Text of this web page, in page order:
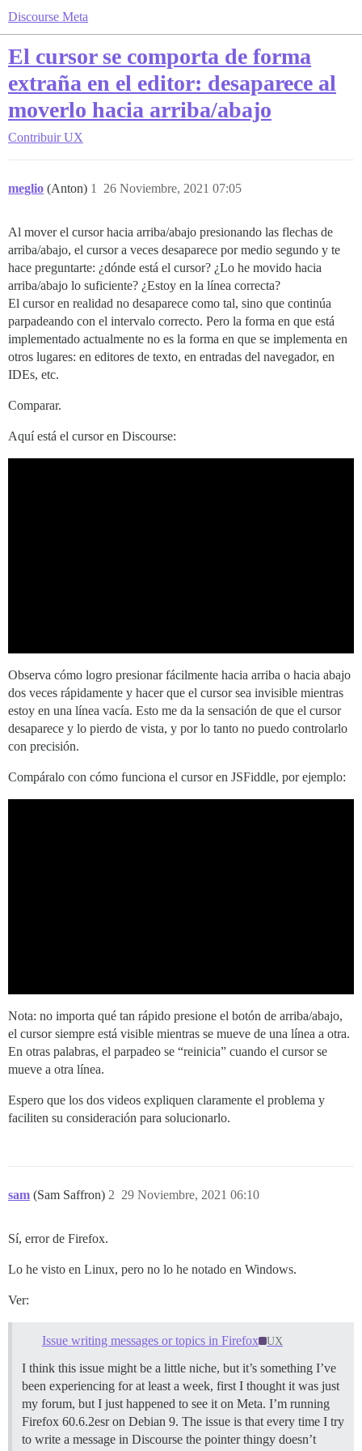
Discourse Meta
El cursor se comporta de forma
extraña en el editor: desaparece al
moverlo hacia arriba/abajo
Contribuir UX
meglio (Anton) 26 Noviembre, 2021 07:05
1
Al mover el cursor hacia arriba/abajo presionando las flechas de
arriba/abajo, el cursor a veces desaparece por medio segundo y te
hace preguntarte: ¿dónde está el cursor? ¿Lo he movido hacia
arriba/abajo lo suficiente? ¿Estoy en la línea correcta?
El cursor en realidad no desaparece como tal, sino que continúa
parpadeando con el intervalo correcto. Pero la forma en que está
implementado actualmente no es la forma en que se implementa en
otros lugares: en editores de texto, en entradas del navegador, en
IDEs, etc.
Comparar.
Aquí está el cursor en Discourse:
Observa cómo logro presionar fácilmente hacia arriba o hacia abajo
dos veces rápidamente y hacer que el cursor sea invisible mientras
estoy en una línea vacía. Esto me da la sensación de que el cursor
desaparece y lo pierdo de vista, y por lo tanto no puedo controlarlo
con precisión.
Compáralo con cómo funciona el cursor en JSFiddle, por ejemplo:
Nota: no importa qué tan rápido presione el botón de arriba/abajo,
el cursor siempre está visible mientras se mueve de una línea a otra.
En otras palabras, el parpadeo se “reinicia” cuando el cursor se
mueve a otra línea.
Espero que los dos videos expliquen claramente el problema y
faciliten su consideración para solucionarlo.
sam (Sam Saffron) 29 Noviembre, 2021 06:10
2
Sí, error de Firefox.
Lo he visto en Linux, pero no lo he notado en Windows.
Ver:
Issue writing messages or topics in Firefox UX
I think this issue might be a little niche, but it’s something I’ve
been experiencing for at least a week, first I thought it was just
my forum, but I just happened to see it on Meta. I’m running
Firefox 60.6.2esr on Debian 9. The issue is that every time I try
to write a message in Discourse the pointer thingy doesn’t